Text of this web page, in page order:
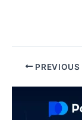
Post PREVIOUS